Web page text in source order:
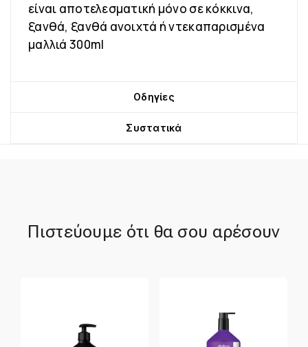
είναι αποτελεσματική μόνο σε κόκκινα,
ξανθά, ξανθά ανοιχτά ή ντεκαπαρισμένα
μαλλιά 300ml
Οδηγίες
Συστατικά
Πιστεύουμε ότι θα σου αρέσουν